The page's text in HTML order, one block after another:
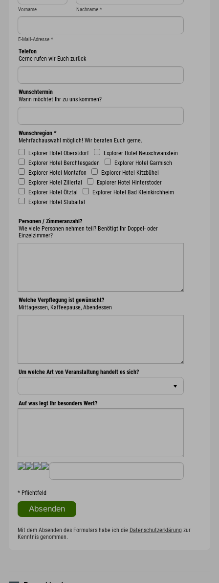
Vorname Nachname *
E-Mail-Adresse *
Telefon
Gerne rufen wir Euch zurück
Wunschtermin
Wann möchtet Ihr zu uns kommen?
Wunschregion *
Mehrfachauswahl möglich! Wir beraten Euch gerne.
Explorer Hotel Oberstdorf
Explorer Hotel Neuschwanstein
Explorer Hotel Berchtesgaden
Explorer Hotel Garmisch
Explorer Hotel Montafon
Explorer Hotel Kitzbühel
Explorer Hotel Zillertal
Explorer Hotel Hinterstoder
Explorer Hotel Ötztal
Explorer Hotel Bad Kleinkirchheim
Explorer Hotel Stubaital
Personen / Zimmeranzahl?
Wie viele Personen nehmen teil? Benötigt Ihr Doppel- oder
Einzelzimmer?
Welche Verpflegung ist gewünscht?
Mittagessen, Kaffeepause, Abendessen
Um welche Art von Veranstaltung handelt es sich?
Auf was legt Ihr besonders Wert?
* Pflichtfeld
Mit dem Absenden des Formulars habe ich die Datenschutzerklärung zur
Kenntnis genommen.